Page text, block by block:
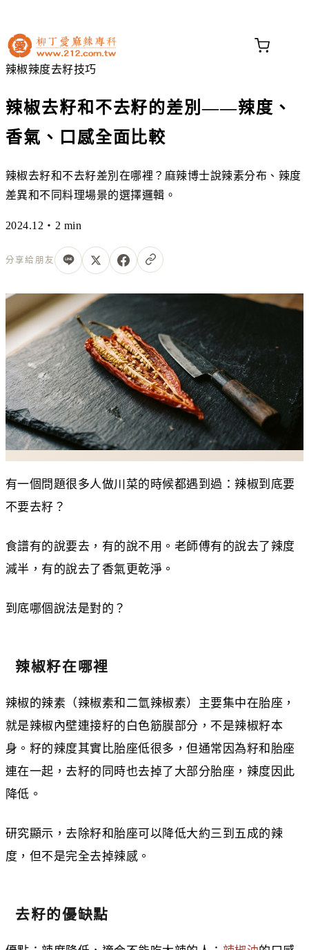
辣椒辣度去籽技巧
辣椒去籽和不去籽的差別——辣度、
香氣、口感全面比較
辣椒去籽和不去籽差別在哪裡？麻辣博士說辣素分布、辣度
差異和不同料理場景的選擇邏輯。
2024.12・2 min
分享給朋友
有一個問題很多人做川菜的時候都遇到過：辣椒到底要
不要去籽？
食譜有的說要去，有的說不用。老師傅有的說去了辣度
減半，有的說去了香氣更乾淨。
到底哪個說法是對的？
辣椒籽在哪裡
辣椒的辣素（辣椒素和二氫辣椒素）主要集中在胎座，
就是辣椒內壁連接籽的白色筋膜部分，不是辣椒籽本
身。籽的辣度其實比胎座低很多，但通常因為籽和胎座
連在一起，去籽的同時也去掉了大部分胎座，辣度因此
降低。
研究顯示，去除籽和胎座可以降低大約三到五成的辣
度，但不是完全去掉辣感。
去籽的優缺點